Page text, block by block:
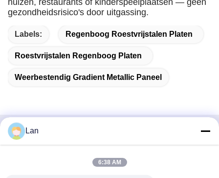
huizen, restaurants of kinderspeelplaatsen — geen
gezondheidsrisico's door uitgassing.
Labels: Regenboog Roestvrijstalen Platen
Roestvrijstalen Regenboog Platen
Weerbestendig Gradient Metallic Paneel
Snel contact
Lan
6:38 AM